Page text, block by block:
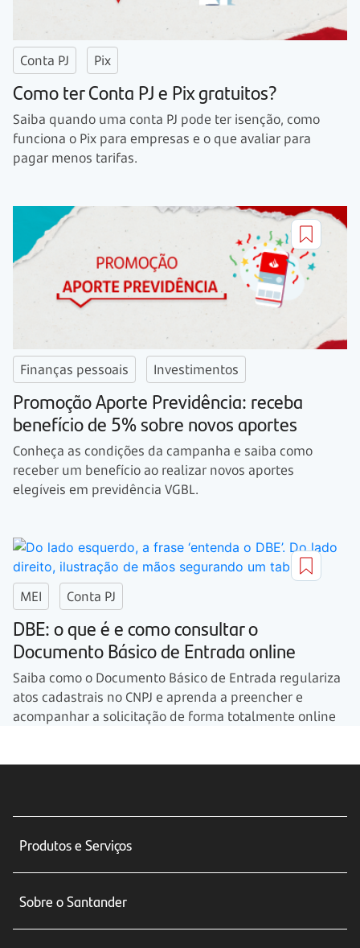
Conta PJ Pix
Como ter Conta PJ e Pix gratuitos?
Saiba quando uma conta PJ pode ter isenção, como
funciona o Pix para empresas e o que avaliar para
pagar menos tarifas.
Finanças pessoais Investimentos
Promoção Aporte Previdência: receba
benefício de 5% sobre novos aportes
Conheça as condições da campanha e saiba como
receber um benefício ao realizar novos aportes
elegíveis em previdência VGBL.
MEI Conta PJ
DBE: o que é e como consultar o
Documento Básico de Entrada online
Saiba como o Documento Básico de Entrada regulariza
atos cadastrais no CNPJ e aprenda a preencher e
acompanhar a solicitação de forma totalmente online
Produtos e Serviços
Sobre o Santander